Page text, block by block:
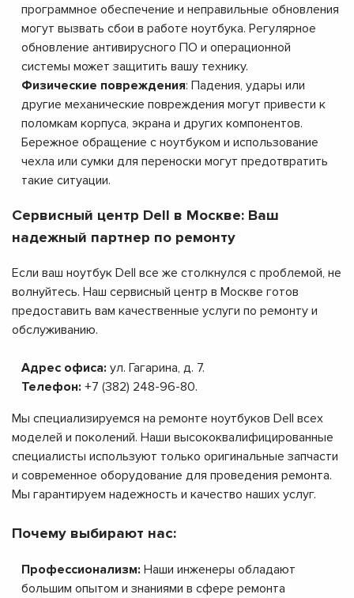
программное обеспечение и неправильные обновления
могут вызвать сбои в работе ноутбука. Регулярное
обновление антивирусного ПО и операционной
системы может защитить вашу технику.
Физические повреждения: Падения, удары или
другие механические повреждения могут привести к
поломкам корпуса, экрана и других компонентов.
Бережное обращение с ноутбуком и использование
чехла или сумки для переноски могут предотвратить
такие ситуации.
Сервисный центр Dell в Москве: Ваш
надежный партнер по ремонту
Если ваш ноутбук Dell все же столкнулся с проблемой, не
волнуйтесь. Наш сервисный центр в Москве готов
предоставить вам качественные услуги по ремонту и
обслуживанию.
Адрес офиса: ул. Гагарина, д. 7.
Телефон: +7 (382) 248-96-80.
Мы специализируемся на ремонте ноутбуков Dell всех
моделей и поколений. Наши высококвалифицированные
специалисты используют только оригинальные запчасти
и современное оборудование для проведения ремонта.
Мы гарантируем надежность и качество наших услуг.
Почему выбирают нас:
Профессионализм: Наши инженеры обладают
большим опытом и знаниями в сфере ремонта